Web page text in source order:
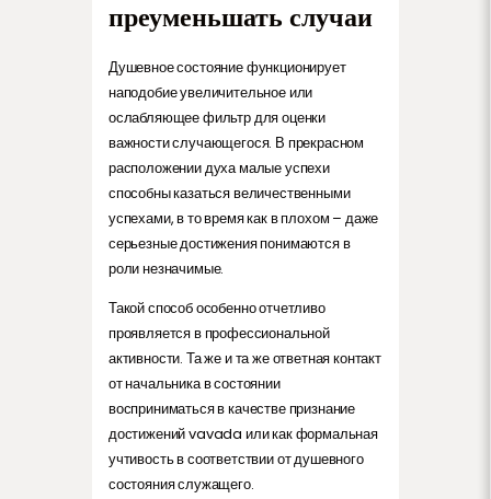
преуменьшать случаи
Душевное состояние функционирует
наподобие увеличительное или
ослабляющее фильтр для оценки
важности случающегося. В прекрасном
расположении духа малые успехи
способны казаться величественными
успехами, в то время как в плохом – даже
серьезные достижения понимаются в
роли незначимые.
Такой способ особенно отчетливо
проявляется в профессиональной
активности. Та же и та же ответная контакт
от начальника в состоянии
восприниматься в качестве признание
достижений vavada или как формальная
учтивость в соответствии от душевного
состояния служащего.